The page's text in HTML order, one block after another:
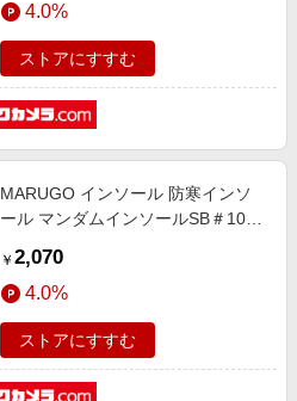
4.0%
ストアにすすむ
MARUGO インソール 防寒インソ
ール マンダムインソールSB＃103
￥ 2,070
4.0%
ストアにすすむ